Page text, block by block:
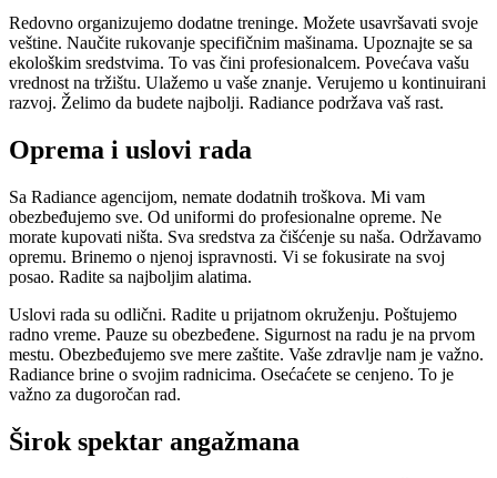
Redovno organizujemo dodatne treninge. Možete usavršavati svoje
veštine. Naučite rukovanje specifičnim mašinama. Upoznajte se sa
ekološkim sredstvima. To vas čini profesionalcem. Povećava vašu
vrednost na tržištu. Ulažemo u vaše znanje. Verujemo u kontinuirani
razvoj. Želimo da budete najbolji. Radiance podržava vaš rast.
Oprema i uslovi rada
Sa Radiance agencijom, nemate dodatnih troškova. Mi vam
obezbeđujemo sve. Od uniformi do profesionalne opreme. Ne
morate kupovati ništa. Sva sredstva za čišćenje su naša. Održavamo
opremu. Brinemo o njenoj ispravnosti. Vi se fokusirate na svoj
posao. Radite sa najboljim alatima.
Uslovi rada su odlični. Radite u prijatnom okruženju. Poštujemo
radno vreme. Pauze su obezbeđene. Sigurnost na radu je na prvom
mestu. Obezbeđujemo sve mere zaštite. Vaše zdravlje nam je važno.
Radiance brine o svojim radnicima. Osećaćete se cenjeno. To je
važno za dugoročan rad.
Širok spektar angažmana